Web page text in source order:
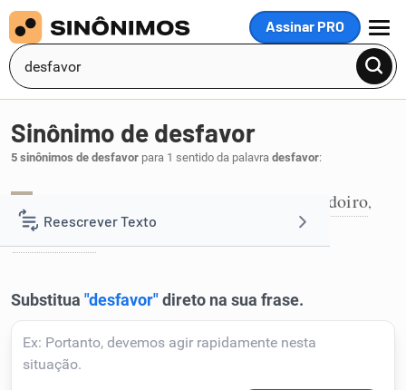
Assinar PRO
MENU
Reescrever Texto
Corrigir Texto
Detector de IA
Sinônimo de desfavor
5 sinônimos de desfavor para 1 sentido da palavra desfavor:
desdoiro,
menoscabo